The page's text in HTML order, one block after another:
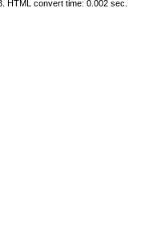
HTML convert time: 0.002 sec.